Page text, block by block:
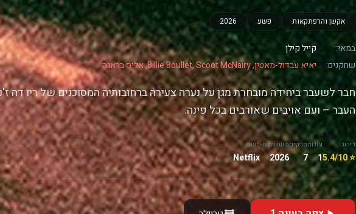
אקשן והרפתקאות פשע 2026
במאי:
קייל קילן
שחקנים:
יאיא עבדול-מאטין, Billie Boullet, Scoot McNairy, אליס בראגה
חבר לשעבר ביחידה מובחרת מגן על נערה צעירה ברחובותיה המסוכנים של ריו דה
העבר – ועם אויבים שאורבים בכל פינה.
דירוג
⭐ 5.4/10
עונות
1
פרקים
7
משדרת מ-
2026
רשת
Netflix